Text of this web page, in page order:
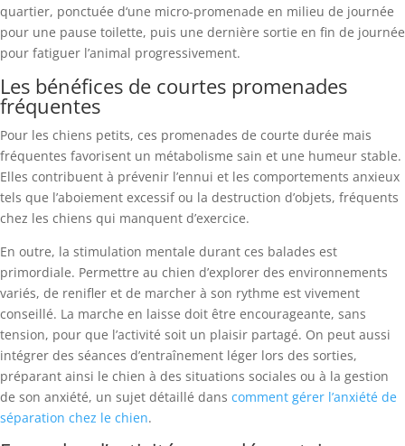
quartier, ponctuée d‘une micro-promenade en milieu de journée
pour une pause toilette, puis une dernière sortie en fin de journée
pour fatiguer l’animal progressivement.
Les bénéfices de courtes promenades
fréquentes
Pour les chiens petits, ces promenades de courte durée mais
fréquentes favorisent un métabolisme sain et une humeur stable.
Elles contribuent à prévenir l’ennui et les comportements anxieux
tels que l’aboiement excessif ou la destruction d’objets, fréquents
chez les chiens qui manquent d’exercice.
En outre, la stimulation mentale durant ces balades est
primordiale. Permettre au chien d’explorer des environnements
variés, de renifler et de marcher à son rythme est vivement
conseillé. La marche en laisse doit être encourageante, sans
tension, pour que l’activité soit un plaisir partagé. On peut aussi
intégrer des séances d’entraînement léger lors des sorties,
préparant ainsi le chien à des situations sociales ou à la gestion
de son anxiété, un sujet détaillé dans comment gérer l’anxiété de
séparation chez le chien.